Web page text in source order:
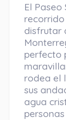
El
disfrutar
perfecto
rodea el
sus
agua